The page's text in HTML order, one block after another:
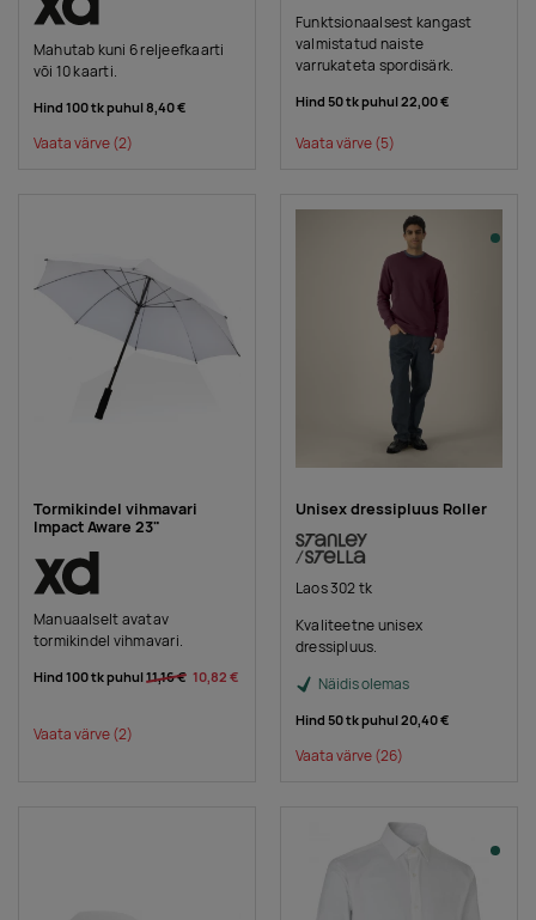
Mahutab kuni 6 reljeefkaarti
või 10 kaarti.
Hind 100 tk puhul8,40 €
Vaata värve(2)
Funktsionaalsest kangast
valmistatud naiste
varrukateta spordisärk.
Hind 50 tk puhul22,00 €
Vaata värve(5)
Tormikindel vihmavari
Impact Aware 23"
Manuaalselt avatav
tormikindel vihmavari.
Hind 100 tk puhul11,16 € 10,82 €
Vaata värve(2)
Unisex dressipluus Roller
Laos 302 tk
Kvaliteetne unisex
dressipluus.
Näidis olemas
Hind 50 tk puhul20,40 €
Vaata värve(26)